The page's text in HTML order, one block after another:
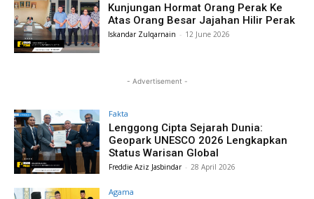
Kunjungan Hormat Orang Perak Ke
Atas Orang Besar Jajahan Hilir Perak
Iskandar Zulqarnain - 12 June 2026
- Advertisement -
Fakta
Lenggong Cipta Sejarah Dunia:
Geopark UNESCO 2026 Lengkapkan
Status Warisan Global
Freddie Aziz Jasbindar - 28 April 2026
Agama